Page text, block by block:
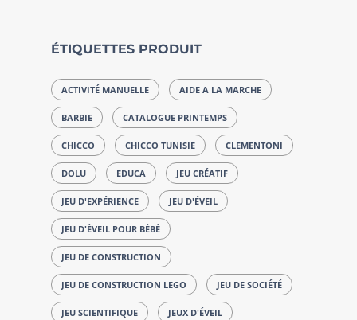
ÉTIQUETTES PRODUIT
ACTIVITÉ MANUELLE AIDE A LA MARCHE
BARBIE CATALOGUE PRINTEMPS
CHICCO CHICCO TUNISIE CLEMENTONI
DOLU EDUCA JEU CRÉATIF
JEU D'EXPÉRIENCE JEU D'ÉVEIL
JEU D'ÉVEIL POUR BÉBÉ
JEU DE CONSTRUCTION
JEU DE CONSTRUCTION LEGO JEU DE SOCIÉTÉ
JEU SCIENTIFIQUE JEUX D'ÉVEIL